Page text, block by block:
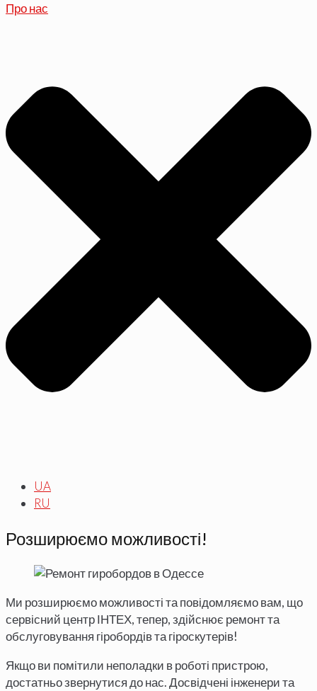
Про нас
UA
RU
Розширюємо можливості!
Ми розширюємо можливості та повідомляємо вам, що
сервісний центр ІНТЕХ, тепер, здійснює ремонт та
обслуговування гіробордів та гіроскутерів!
Якщо ви помітили неполадки в роботі пристрою,
достатньо звернутися до нас. Досвідчені інженери та